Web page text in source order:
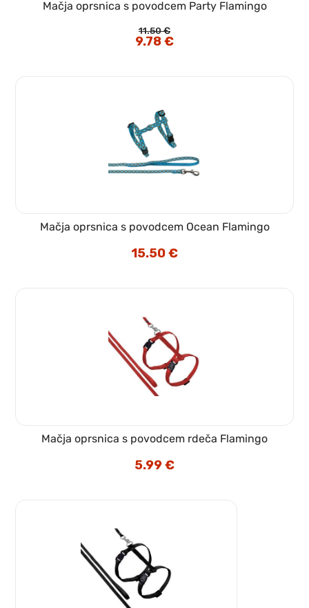
Mačja oprsnica s povodcem Party Flamingo
11.50€
Izvirna
cena
9.78€Trenutna
cena
Mačja oprsnica s povodcem Ocean Flamingo
15.50€
Mačja oprsnica s povodcem rdeča Flamingo
5.99€